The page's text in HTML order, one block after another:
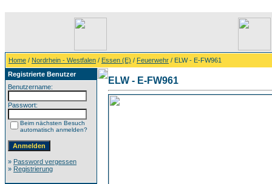
Home / Nordrhein - Westfalen / Essen (E) / Feuerwehr / ELW - E-FW961
Registrierte Benutzer
Benutzername:
Passwort:
Beim nächsten Besuch
automatisch anmelden?
» Password vergessen
» Registrierung
ELW - E-FW961